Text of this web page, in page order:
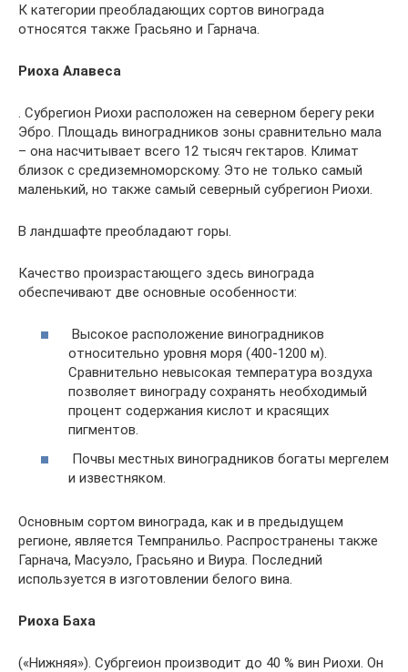
К категории преобладающих сортов винограда
относятся также Грасьяно и Гарнача.
Риоха Алавеса
. Субрегион Риохи расположен на северном берегу реки
Эбро. Площадь виноградников зоны сравнительно мала
– она насчитывает всего 12 тысяч гектаров. Климат
близок с средиземноморскому. Это не только самый
маленький, но также самый северный субрегион Риохи.
В ландшафте преобладают горы.
Качество произрастающего здесь винограда
обеспечивают две основные особенности:
Высокое расположение виноградников
относительно уровня моря (400-1200 м).
Сравнительно невысокая температура воздуха
позволяет винограду сохранять необходимый
процент содержания кислот и красящих
пигментов.
Почвы местных виноградников богаты мергелем
и известняком.
Основным сортом винограда, как и в предыдущем
регионе, является Темпранильо. Распространены также
Гарнача, Масуэло, Грасьяно и Виура. Последний
используется в изготовлении белого вина.
Риоха Баха
(«Нижняя»). Субргеион производит до 40 % вин Риохи. Он